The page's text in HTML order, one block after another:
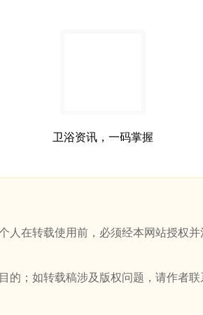
卫浴资讯，一码掌握
在转载使用前，必须经本网站授权
；如转载稿涉及版权问题，请作者